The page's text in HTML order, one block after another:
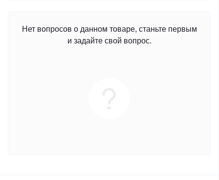
Нет вопросов о данном товаре, станьте первым
и задайте свой вопрос.